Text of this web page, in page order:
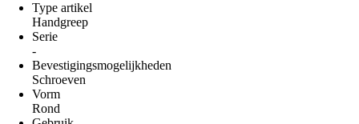
Type artikel
Handgreep
Serie
-
Bevestigingsmogelijkheden
Schroeven
Vorm
Rond